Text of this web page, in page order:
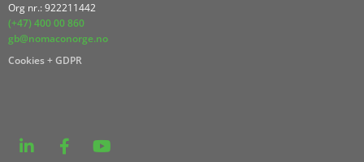
Org nr.: 922211442
(+47) 400 00 860
gb@nomaconorge.no
Cookies + GDPR